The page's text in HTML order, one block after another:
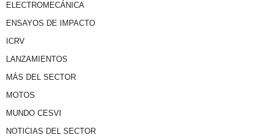
ELECTROMECÁNICA
ENSAYOS DE IMPACTO
ICRV
LANZAMIENTOS
MÁS DEL SECTOR
MOTOS
MUNDO CESVI
NOTICIAS DEL SECTOR